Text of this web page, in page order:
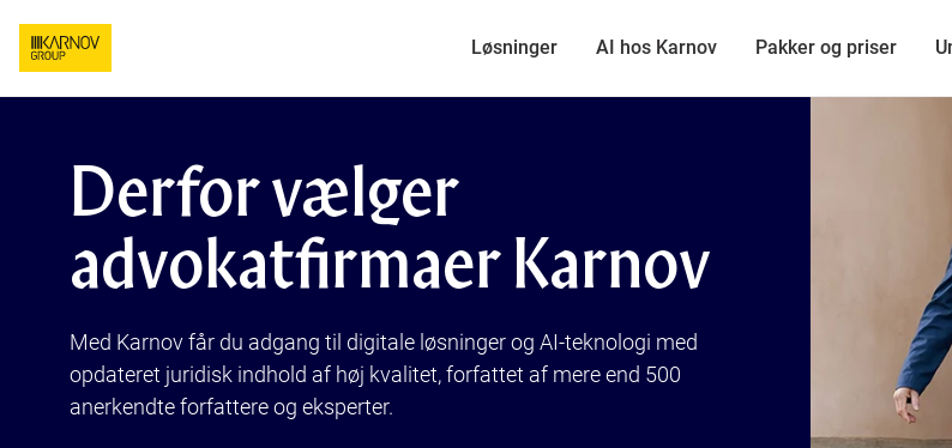
Løsninger AI hos Karnov Pakker og priser
Derfor vælger
advokatfirmaer Karnov
Med Karnov får du adgang til digitale løsninger og AI-teknologi med
opdateret juridisk indhold af høj kvalitet, forfattet af mere end 500
anerkendte forfattere og eksperter.